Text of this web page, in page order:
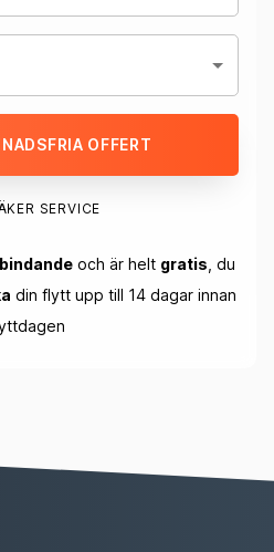
OFFERT
SERVICE
och är helt gratis , du
din flytt upp till 14 dagar innan